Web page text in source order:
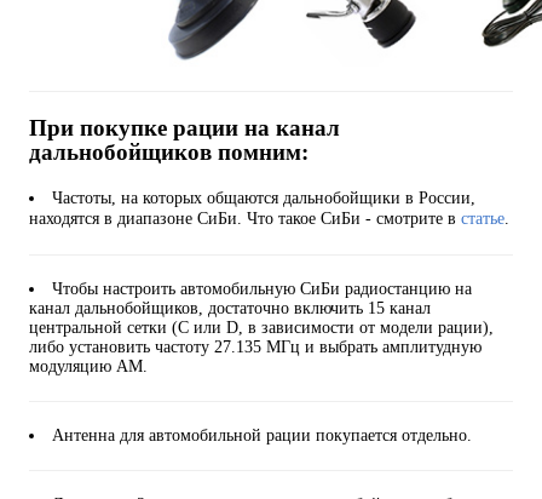
При покупке рации на канал
дальнобойщиков помним:
Частоты, на которых общаются дальнобойщики в России,
находятся в диапазоне СиБи. Что такое СиБи - смотрите в статье.
Чтобы настроить автомобильную СиБи радиостанцию на
канал дальнобойщиков, достаточно включить 15 канал
центральной сетки (C или D, в зависимости от модели рации),
либо установить частоту 27.135 МГц и выбрать амплитудную
модуляцию AM.
Антенна для автомобильной рации покупается отдельно.